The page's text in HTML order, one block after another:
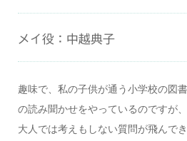
メイ役：中越典子
趣味で、私の子供が通う小学校の図
の読み聞かせをやっているのですが
大人では考えもしない質問が飛んで